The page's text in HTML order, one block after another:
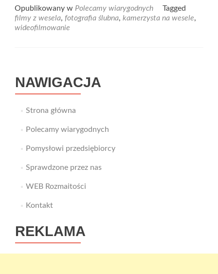
about
Pamiątka
Opublikowany w Polecamy wiarygodnych
Tagged
filmy z wesela, fotografia ślubna, kamerzysta na wesele,
wideofilmowanie
NAWIGACJA
Strona główna
Polecamy wiarygodnych
Pomysłowi przedsiębiorcy
Sprawdzone przez nas
WEB Rozmaitości
Kontakt
REKLAMA